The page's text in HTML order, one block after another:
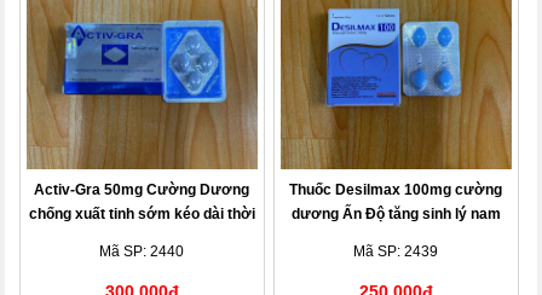
Activ-Gra 50mg Cường Dương
chống xuất tinh sớm kéo dài thời
Mã SP: 2440
Thuốc Desilmax 100mg cường
dương Ấn Độ tăng sinh lý nam
Mã SP: 2439